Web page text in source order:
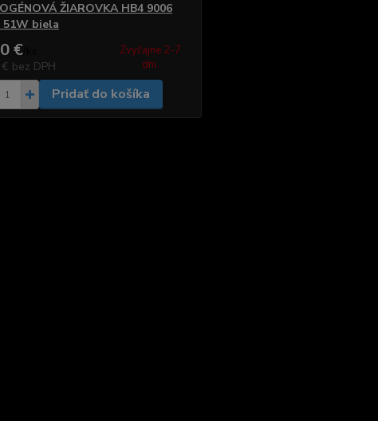
ŽIAROVKA HB4 9006
51W biela
€/
bez DPH
Zvyčajne 2-7
dni.
Pridať do košíka